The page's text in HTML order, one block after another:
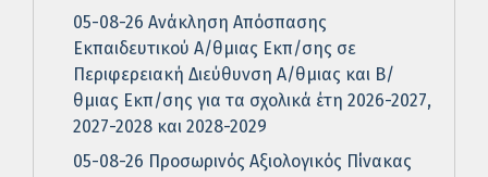
05-08-26 Ανάκληση Απόσπασης
Εκπαιδευτικού Α/θμιας Εκπ/σης σε
Περιφερειακή Διεύθυνση Α/θμιας και Β/
θμιας Εκπ/σης για τα σχολικά έτη 2026-2027,
2027-2028 και 2028-2029
05-08-26 Προσωρινός Αξιολογικός Πίνακας